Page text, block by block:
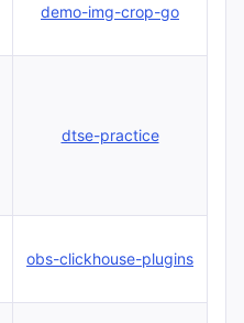
demo-img-crop-go
dtse-practice
obs-clickhouse-plugins